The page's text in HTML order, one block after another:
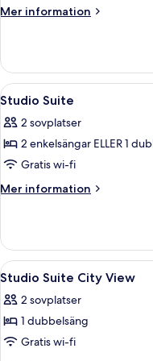
Mer information
Mer
Suite
Sea
view
Öppna
alla
foton
för
Studio
Suite
6
Studio Suite
2 sovplatser
2 enkelsängar ELLER 1
Gratis wi-fi
Mer information
Mer
Suite
Öppna
alla
foton
för
Studio
11
Studio Suite City View
2 sovplatser
1 dubbelsäng
Gratis wi-fi